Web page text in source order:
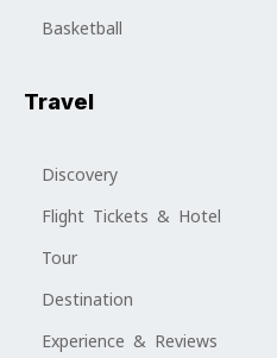
Basketball
Travel
Discovery
Flight Tickets & Hotel
Tour
Destination
Experience & Reviews